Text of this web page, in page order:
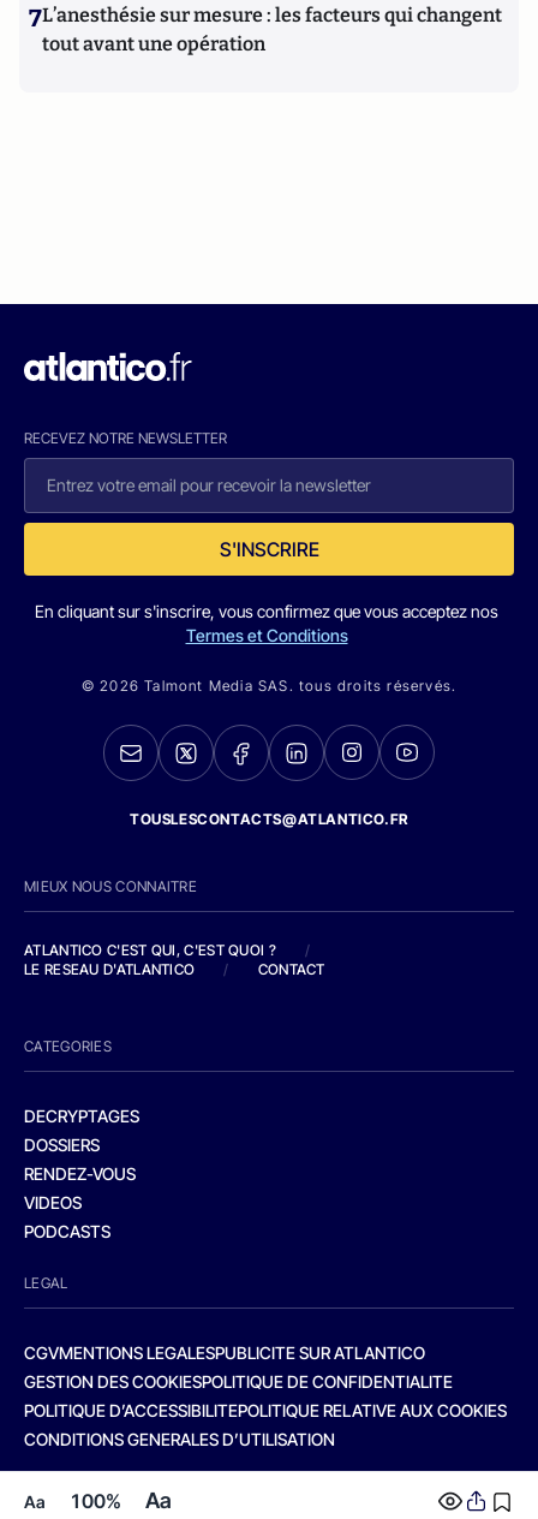
Aa 100% Aa
7L’anesthésie sur mesure : les facteurs qui changent
tout avant une opération
RECEVEZ NOTRE NEWSLETTER
S'INSCRIRE
En cliquant sur s'inscrire, vous confirmez que vous acceptez nos
Termes et Conditions
© 2026 Talmont Media SAS. tous droits réservés.
TOUSLESCONTACTS@ATLANTICO.FR
MIEUX NOUS CONNAITRE
ATLANTICO C'EST QUI, C'EST QUOI ?
/
LE RESEAU D'ATLANTICO
/ CONTACT
CATEGORIES
DECRYPTAGES
DOSSIERS
RENDEZ-VOUS
VIDEOS
PODCASTS
LEGAL
CGVMENTIONS LEGALESPUBLICITE SUR ATLANTICO
GESTION DES COOKIESPOLITIQUE DE CONFIDENTIALITE
POLITIQUE D’ACCESSIBILITEPOLITIQUE RELATIVE AUX COOKIES
CONDITIONS GENERALES D’UTILISATION